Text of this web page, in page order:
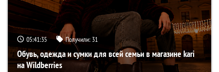
05:41:34 Получили: 31
Обувь, одежда и сумки для всей семьи в магазине kari
на Wildberries